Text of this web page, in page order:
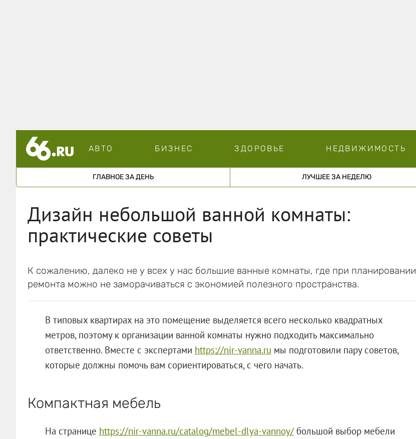
АВТО БИЗНЕС ЗДОРОВЬЕ НЕДВИЖИМОСТЬ
ГЛАВНОЕ ЗА ДЕНЬ ЛУЧШЕЕ ЗА НЕДЕЛЮ
Дизайн небольшой ванной комнаты:
практические советы
К сожалению, далеко не у всех у нас большие ванные комнаты, где при планировании
ремонта можно не заморачиваться с экономией полезного пространства.
В типовых квартирах на это помещение выделяется всего несколько квадратных
метров, поэтому к организации ванной комнаты нужно подходить максимально
ответственно. Вместе с экспертами https://nir-vanna.ru мы подготовили пару советов,
которые должны помочь вам сориентироваться, с чего начать.
Компактная мебель
На странице https://nir-vanna.ru/catalog/mebel-dlya-vannoy/большой выбор мебели